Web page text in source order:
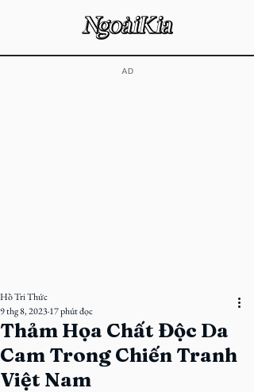
​AD
Thảm Họa Chất Độc Da
Cam Trong Chiến Tranh
Việt Nam
Hồ Tri Thức
9 thg 8, 202317 phút đọc